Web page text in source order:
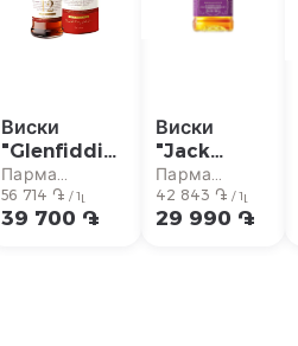
Виски
"Glenfiddich
Sherry Cask"
12л 700мл
Парма
супермаркет
56 714 ֏ / 1լ
39 700 ֏
Виски
"Jack
Daniel`s
Tennessee
Blackberry"
Парма
супермаркет
42 843 ֏ / 1լ
29 990 ֏